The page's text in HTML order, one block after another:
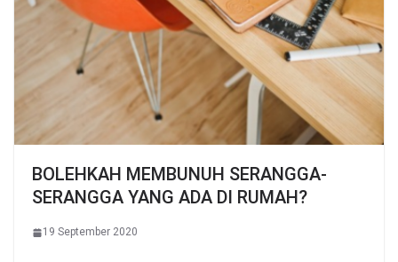
BOLEHKAH MEMBUNUH SERANGGA-
SERANGGA YANG ADA DI RUMAH?
19 September 2020